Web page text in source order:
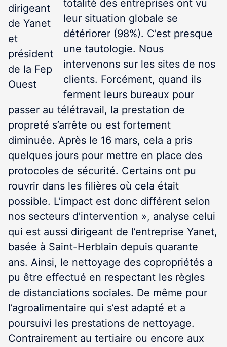
dirigeant
de Yanet
et
président
de la Fep
Ouest
totalité des entreprises ont vu
leur situation globale se
détériorer (98%). C’est presque
une tautologie. Nous
intervenons sur les sites de nos
clients. Forcément, quand ils
ferment leurs bureaux pour
passer au télétravail, la prestation de
propreté s’arrête ou est fortement
diminuée. Après le 16 mars, cela a pris
quelques jours pour mettre en place des
protocoles de sécurité. Certains ont pu
rouvrir dans les filières où cela était
possible. L’impact est donc différent selon
nos secteurs d’intervention », analyse celui
qui est aussi dirigeant de l’entreprise Yanet,
basée à Saint-Herblain depuis quarante
ans. Ainsi, le nettoyage des copropriétés a
pu être effectué en respectant les règles
de distanciations sociales. De même pour
l’agroalimentaire qui s’est adapté et a
poursuivi les prestations de nettoyage.
Contrairement au tertiaire ou encore aux